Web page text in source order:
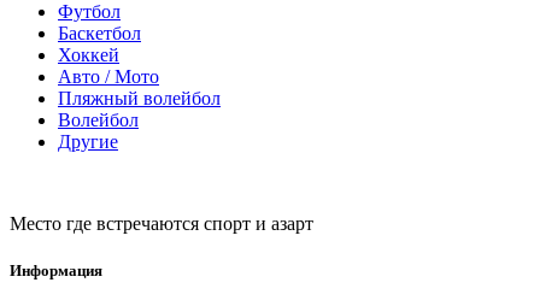
Футбол
Баскетбол
Хоккей
Авто / Мото
Пляжный волейбол
Волейбол
Другие
Место где встречаются спорт и азарт
Информация